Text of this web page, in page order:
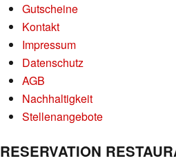
Gutscheine
Kontakt
Impressum
Datenschutz
AGB
Nachhaltigkeit
Stellenangebote
RESERVATION